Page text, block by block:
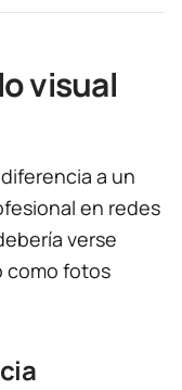
visual
a un
en redes
verse
como fotos